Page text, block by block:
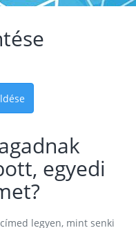
egyedi
legyen, mint senki